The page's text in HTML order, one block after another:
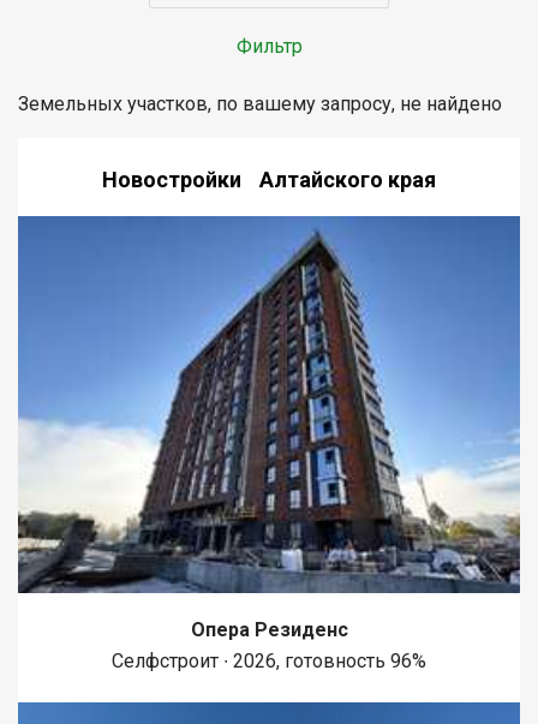
Фильтр
Земельных участков, по вашему запросу, не найдено
Новостройки Алтайского края
Опера Резиденс
Селфстроит ∙ 2026, готовность 96%